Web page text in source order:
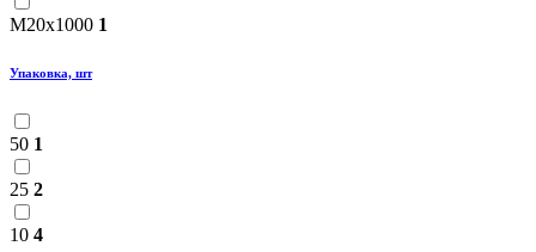
М20х1000 1
Упаковка, шт
50 1
25 2
10 4